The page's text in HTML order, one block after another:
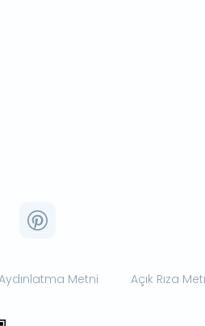
Metni Açık Rıza